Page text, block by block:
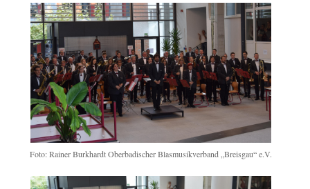
Foto: Rainer Burkhardt Oberbadischer Blasmusikverband „Breisgau“ e.V.